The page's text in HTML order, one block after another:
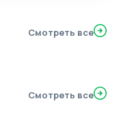
Смотреть все
Смотреть все